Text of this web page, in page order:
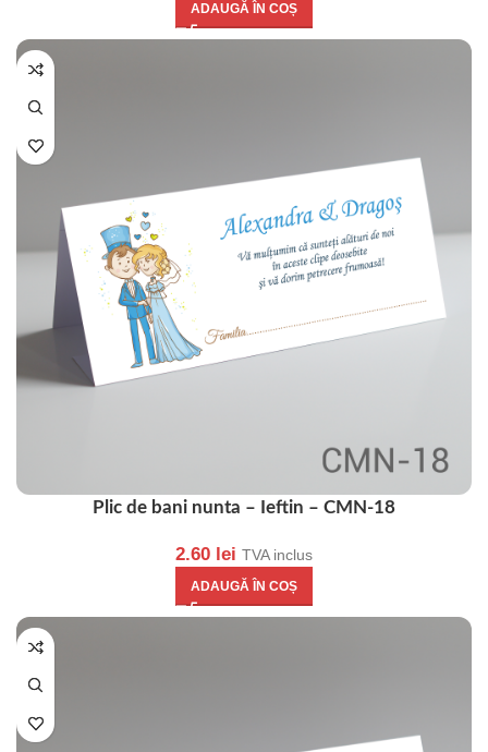
ADAUGĂ ÎN COȘ
Plic de bani nunta – Ieftin – CMN-18
2.60 lei TVA inclus
ADAUGĂ ÎN COȘ